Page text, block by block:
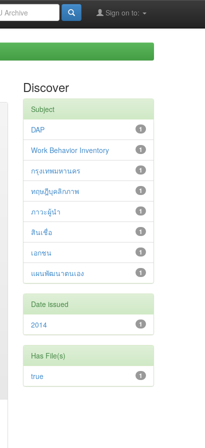
Sign on to:
Discover
Subject
1
DAP
1
Work Behavior Inventory
1
กรุงเทพมหานคร
1
ทฤษฎีบุคลิกภาพ
1
ภาวะผู้นำ
1
สินเชื่อ
1
เอกชน
1
แผนพัฒนาตนเอง
Date issued
1
2014
Has File(s)
1
true